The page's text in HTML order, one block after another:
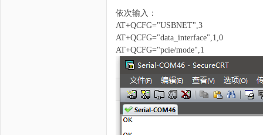
依次输入：
AT+QCFG="USBNET",3
AT+QCFG="data_interface",1,0
AT+QCFG="pcie/mode",1